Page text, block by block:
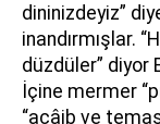
dininizdeyiz”
inandırmışlar.
düzdüler” diyor
İçine mermer
“acâib ve